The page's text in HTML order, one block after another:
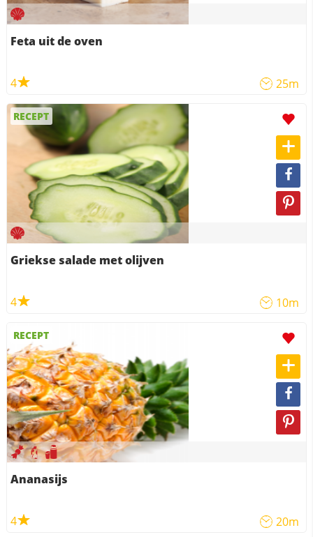
Feta uit de oven
4 25m
RECEPT
Griekse salade met olijven
4 10m
RECEPT
Ananasijs
4 20m